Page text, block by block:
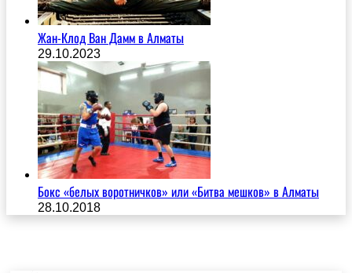
Жан-Клод Ван Дамм в Алматы
29.10.2023
Бокс «белых воротничков» или «Битва мешков» в Алматы
28.10.2018